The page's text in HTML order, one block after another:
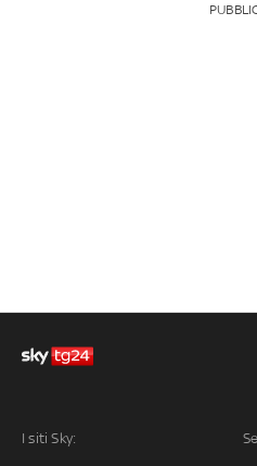
I siti Sky: